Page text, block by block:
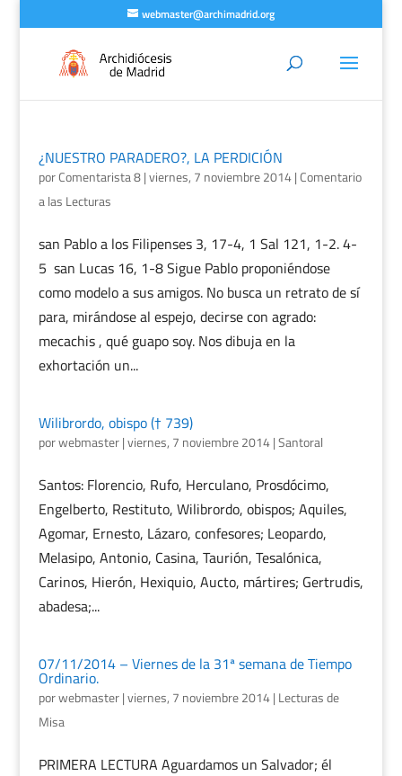
webmaster@archimadrid.org
¿NUESTRO PARADERO?, LA PERDICIÓN
porComentarista 8|viernes, 7 noviembre 2014|Comentario
a las Lecturas
san Pablo a los Filipenses 3, 17-4, 1 Sal 121, 1-2. 4-
5 san Lucas 16, 1-8 Sigue Pablo proponiéndose
como modelo a sus amigos. No busca un retrato de sí
para, mirándose al espejo, decirse con agrado:
mecachis , qué guapo soy. Nos dibuja en la
exhortación un...
Wilibrordo, obispo († 739)
porwebmaster|viernes, 7 noviembre 2014|Santoral
Santos: Florencio, Rufo, Herculano, Prosdócimo,
Engelberto, Restituto, Wilibrordo, obispos; Aquiles,
Agomar, Ernesto, Lázaro, confesores; Leopardo,
Melasipo, Antonio, Casina, Taurión, Tesalónica,
Carinos, Hierón, Hexiquio, Aucto, mártires; Gertrudis,
abadesa;...
07/11/2014 – Viernes de la 31ª semana de Tiempo
Ordinario.
porwebmaster|viernes, 7 noviembre 2014| Lecturas de
Misa
PRIMERA LECTURA Aguardamos un Salvador; él